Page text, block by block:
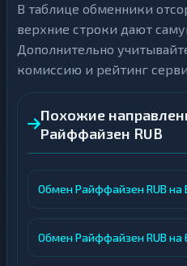
В таблице обменники
верхние строки дают
Дополнительно
комиссию и рейтинг
Похожие
Райффайзен RUB
Обмен Райффайзен RUB на
Обмен Райффайзен RUB на